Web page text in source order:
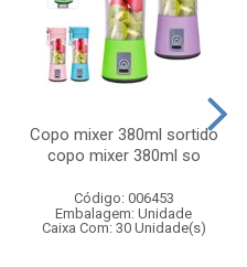
Copo mixer 380ml sortido
copo mixer 380ml so
Código: 006453
Embalagem: Unidade
Caixa Com: 30 Unidade(s)